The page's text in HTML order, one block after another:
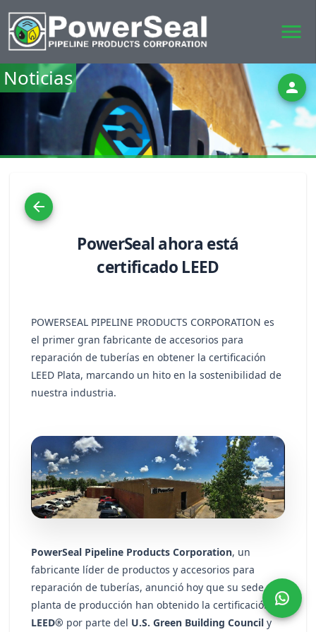
menu
person
Noticias
arrow_back
PowerSeal ahora está
certificado LEED
POWERSEAL PIPELINE PRODUCTS CORPORATION es
el primer gran fabricante de accesorios para
reparación de tuberías en obtener la certificación
LEED Plata, marcando un hito en la sostenibilidad de
nuestra industria.
PowerSeal Pipeline Products Corporation, un
fabricante líder de productos y accesorios para
reparación de tuberías, anunció hoy que su sede y
planta de producción han obtenido la certificación
LEED® por parte del U.S. Green Building Council y